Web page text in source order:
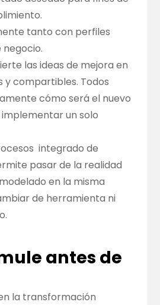
tanto con perfiles
las ideas de mejora en
y compartibles. Todos
cómo será el nuevo
un solo
integrado de
pasar de la realidad
en la misma
de herramienta ni
antes de
la transformación